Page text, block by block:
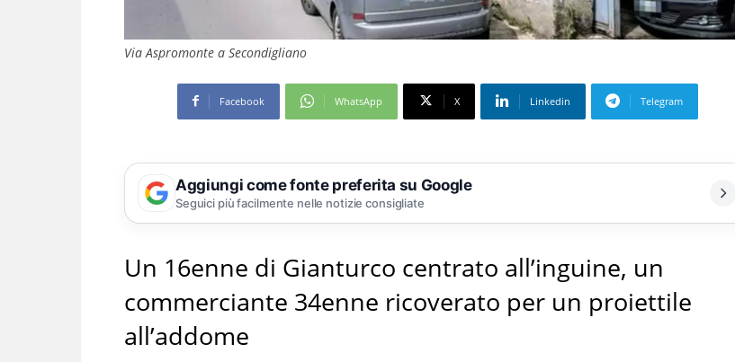
Via Aspromonte a Secondigliano
Facebook WhatsApp X Linkedin Telegram
Aggiungi come fonte preferita su Google
Seguici più facilmente nelle notizie consigliate
Un 16enne di Gianturco centrato all’inguine, un
commerciante 34enne ricoverato per un proiettile
all’addome